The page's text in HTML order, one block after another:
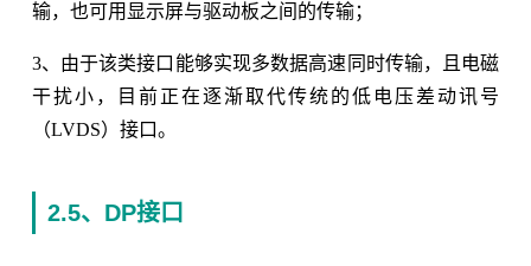
输，也可用显示屏与驱动板之间的传输；
3、由于该类接口能够实现多数据高速同时传输，且电磁
干扰小，目前正在逐渐取代传统的低电压差动讯号
（LVDS）接口。
2.5、DP接口